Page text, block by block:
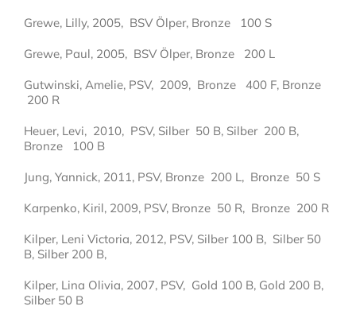
Grewe, Lilly, 2005, BSV Ölper, Bronze 100 S
Grewe, Paul, 2005, BSV Ölper, Bronze 200 L
Gutwinski, Amelie, PSV, 2009, Bronze 400 F, Bronze
200 R
Heuer, Levi, 2010, PSV, Silber 50 B, Silber 200 B,
Bronze 100 B
Jung, Yannick, 2011, PSV, Bronze 200 L, Bronze 50 S
Karpenko, Kiril, 2009, PSV, Bronze 50 R, Bronze 200 R
Kilper, Leni Victoria, 2012, PSV, Silber 100 B, Silber 50
B, Silber 200 B,
Kilper, Lina Olivia, 2007, PSV, Gold 100 B, Gold 200 B,
Silber 50 B